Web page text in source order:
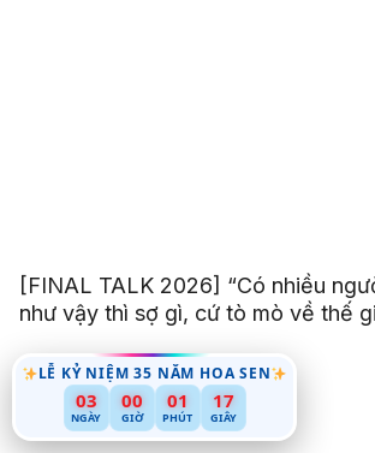
LỄ KỶ NIỆM 35 NĂM HOA SEN
03
NGÀY
00
GIỜ
01
PHÚT
15
GIÂY
[FINAL TALK 2026] “Có nhiều
như vậy thì sợ gì, cứ tò mò về thế